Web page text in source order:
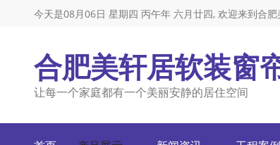
今天是08月06日 星期四 丙午年 六月廿四, 欢迎来到合肥
合肥美轩居软装窗
让每一个家庭都有一个美丽安静的居住空间